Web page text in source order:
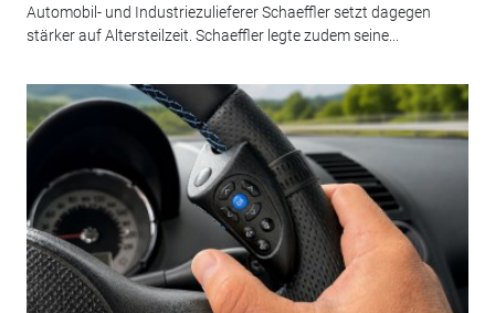
Automobil- und Industriezulieferer Schaeffler setzt dagegen
stärker auf Altersteilzeit. Schaeffler legte zudem seine...